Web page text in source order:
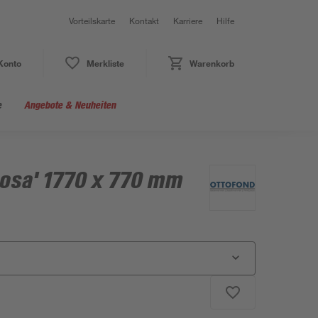
Vorteilskarte Kontakt Karriere Hilfe
Merkliste Warenkorb
Angebote & Neuheiten
1770 x 770 mm